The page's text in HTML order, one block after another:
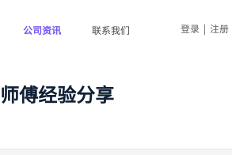
公司资讯 联系我们 登录 | 注册
傅经验分享